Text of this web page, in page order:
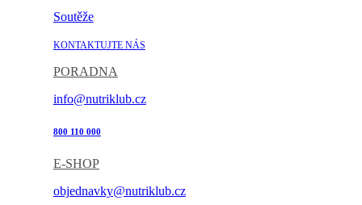
Soutěže
KONTAKTUJTE NÁS
PORADNA
info@nutriklub.cz
800 110 000
E-SHOP
objednavky@nutriklub.cz